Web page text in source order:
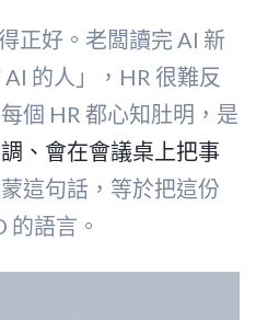
正好。老闆讀完 AI 新
的人」，HR 很難反
個 HR 都心知肚明，是
、會在會議桌上把事
這句話，等於把這份
的語言。